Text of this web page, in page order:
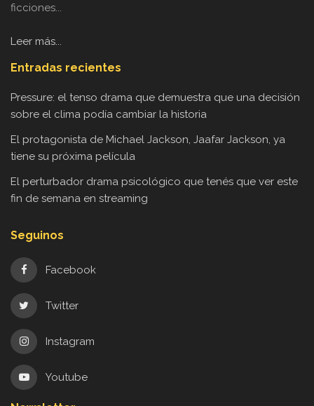
ficciones...
Leer más...
Entradas recientes
Pressure: el tenso drama que demuestra que una decisión
sobre el clima podía cambiar la historia
El protagonista de Michael Jackson, Jaafar Jackson, ya
tiene su próxima película
El perturbador drama psicológico que tenés que ver este
fin de semana en streaming
Seguinos
Facebook
Twitter
Instagram
Youtube